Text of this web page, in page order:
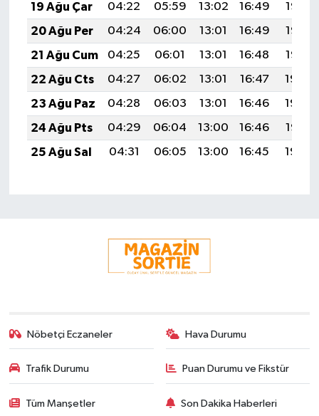
19 Ağu Çar
04:22 05:59 13:02 16:49
19:55
20 Ağu Per
04:24 06:00 13:01 16:49
19:53
21 Ağu Cum
04:25 06:01 13:01 16:48
19:52
22 Ağu Cts
04:27 06:02 13:01 16:47
19:50
23 Ağu Paz
04:28 06:03 13:01 16:46
19:49
24 Ağu Pts
04:29 06:04 13:00 16:46
19:47
25 Ağu Sal
04:31 06:05 13:00 16:45 19:46
Nöbetçi Eczaneler Hava Durumu
Trafik Durumu Puan Durumu ve Fikstür
Tüm Manşetler Son Dakika Haberleri